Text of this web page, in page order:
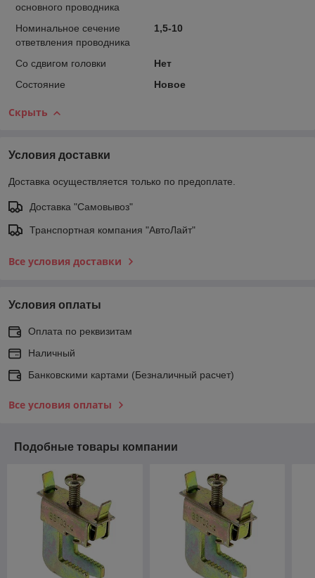
основного проводника
Номинальное сечение
ответвления проводника
1,5-10
Со сдвигом головки
Нет
Состояние
Новое
Скрыть
Условия доставки
Доставка осуществляется только по предоплате.
Доставка "Самовывоз"
Транспортная компания "АвтоЛайт"
Все условия доставки
Условия оплаты
Оплата по реквизитам
Наличный
Банковскими картами (Безналичный расчет)
Все условия оплаты
Подобные товары компании